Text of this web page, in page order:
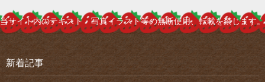
当サイト内のテキスト・写真イラスト等の無断使用、転載を禁じます。
新着記事